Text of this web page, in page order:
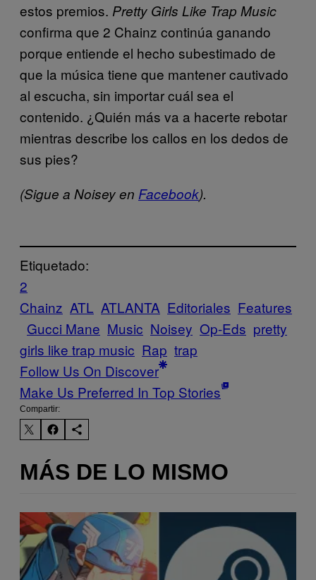
estos premios. Pretty Girls Like Trap Music
confirma que 2 Chainz continúa ganando
porque entiende el hecho subestimado de
que la música tiene que mantener cautivado
al escucha, sin importar cuál sea el
contenido. ¿Quién más va a hacerte rebotar
mientras describe los callos en los dedos de
sus pies?
(Sigue a Noisey en Facebook).
Etiquetado:
2
Chainz ATL ATLANTA Editoriales Features
Gucci Mane Music Noisey Op-Eds pretty
girls like trap music Rap trap
Follow Us On Discover
Make Us Preferred In Top Stories
Compartir:
MÁS DE LO MISMO